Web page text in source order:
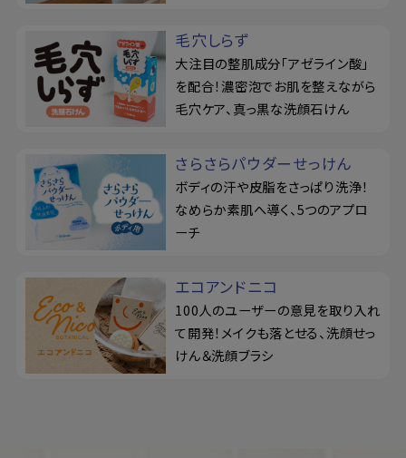
毛穴しらず
大注目の整肌成分「アゼライン酸」
を配合！濃密泡でお肌を整えながら
毛穴ケア、真っ黒な洗顔石けん
さらさらパウダーせっけん
ボディの汗や皮脂をさっぱり洗浄！
なめらか素肌へ導く、5つのアプロ
ーチ
エコアンドニコ
100人のユーザーの意見を取り入れ
て開発！メイクも落とせる、洗顔せっ
けん＆洗顔ブラシ